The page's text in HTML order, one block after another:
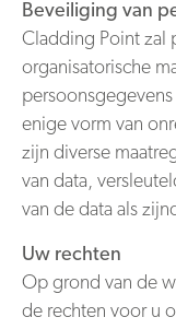
Beveiliging van
Cladding Point zal
organisatorische
enige vorm van
zijn diverse
van data,
van de data als
Uw rechten
Op grond van de
de rechten voor u